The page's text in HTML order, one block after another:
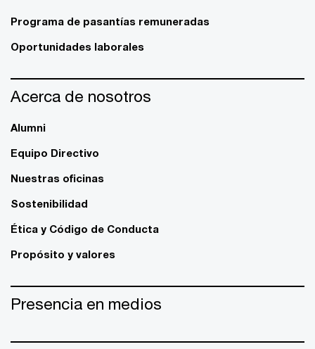
Programa de pasantías remuneradas
Oportunidades laborales
Acerca de nosotros
Alumni
Equipo Directivo
Nuestras oficinas
Sostenibilidad
Ética y Código de Conducta
Propósito y valores
Presencia en medios